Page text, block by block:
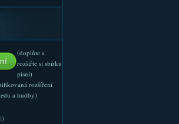
(doplňte a
rozšiřte si sbírku
písní)
rozšíření
a hudby)